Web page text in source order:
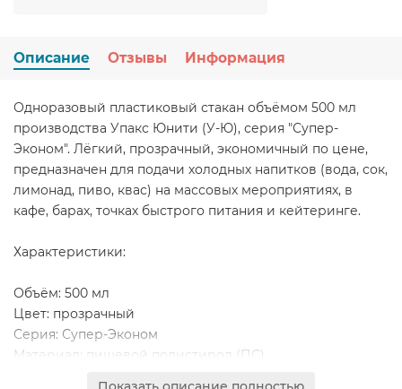
Описание Отзывы Информация
Одноразовый пластиковый стакан объёмом 500 мл
производства Упакс Юнити (У-Ю), серия "Супер-
Эконом". Лёгкий, прозрачный, экономичный по цене,
предназначен для подачи холодных напитков (вода, сок,
лимонад, пиво, квас) на массовых мероприятиях, в
кафе, барах, точках быстрого питания и кейтеринге.
Характеристики:
Объём: 500 мл
Цвет: прозрачный
Серия: Супер-Эконом
Материал: пищевой полистирол (ПС)